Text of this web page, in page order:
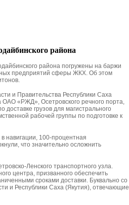
района
района погружены на баржи
предприятий сферы ЖКХ. Об этом
и Правительства Республики Саха
«РЖД», Осетровского речного порта,
грузов для магистрального
рабочей группы по подготовке к
навигации, 100-процентная
что значительно осложнить
Ленского транспортного узла.
центра, призванного обеспечить
сроками доставки. Буквально со
и Республики Саха (Якутия), отвечающие